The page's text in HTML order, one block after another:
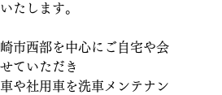
たします。
市西部を中心にご自宅や会
ていただき
や社用車を洗車メンテナン